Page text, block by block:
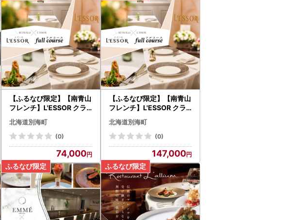
【ふるなび限定】【南青山
フレンチ】L'ESSOR クラ
シックの伝承と創造「別海
町ディナーコース」食事券
1名様 北海道
北海道別海町
(0)
74,000
【ふるなび限定】【南青山
フレンチ】L'ESSOR クラ
シックの伝承と創造「別海
町ディナーコース」食事券
2名様 北海道
北海道別海町
(0)
147,000